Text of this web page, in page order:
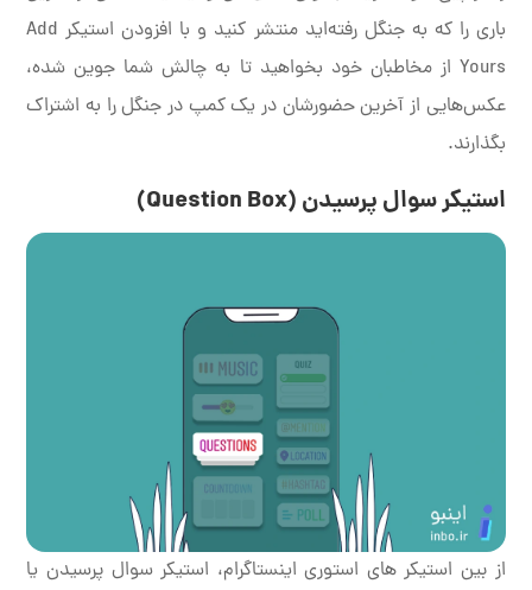
باری را که به جنگل رفته‌اید منتشر کنید و با افزودن استیکر Add
Yours از مخاطبان خود بخواهید تا به چالش شما جوین شده،
عکس‌هایی از آخرین حضورشان در یک کمپ در جنگل را به اشتراک
بگذارند.
استیکر سوال پرسیدن (Question Box)
از بین استیکر های استوری اینستاگرام، استیکر سوال پرسیدن یا